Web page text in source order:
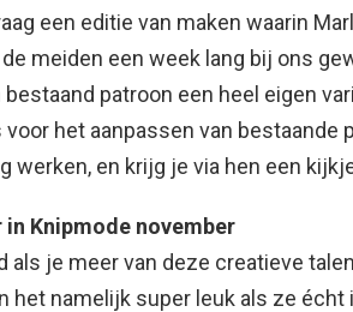
een editie van maken waarin
meiden een week lang bij ons
bestaand patroon een heel eigen
het aanpassen van bestaande
werken, en krijg je via hen een
Knipmode november
als je meer van deze creatieve
het namelijk super leuk als ze